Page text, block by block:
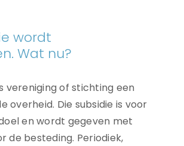
Wat nu?
vereniging of stichting een
overheid. Die subsidie is voor
en wordt gegeven met
de besteding. Periodiek,